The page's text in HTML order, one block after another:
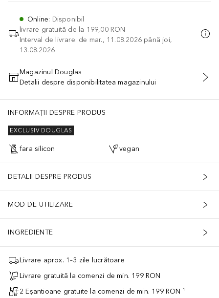
Online: Disponibil
livrare gratuită de la 199,00 RON
Interval de livrare: de mar., 11.08.2026 până joi,
13.08.2026
ADĂUGAȚI ÎN COŞ
Magazinul Douglas
Detalii despre disponibilitatea magazinului
INFORMAȚII DESPRE PRODUS
EXCLUSIV DOUGLAS
fara silicon vegan
DETALII DESPRE PRODUS
MOD DE UTILIZARE
INGREDIENTE
Livrare aprox. 1–3 zile lucrătoare
Livrare gratuită la comenzi de min. 199 RON
2 Eșantioane gratuite la comenzi de min. 199 RON ¹